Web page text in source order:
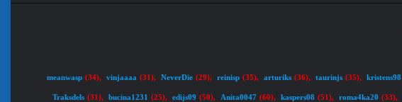
meanwasp (34), vinjaaaa (31), NeverDie (29), reinisp (35), arturiks (36), taurinjs (35), kristens98
Traksdels (31), bucina1231 (25), edijs09 (50), Anita0047 (60), kaspers08 (51), roma4ka20 (33),